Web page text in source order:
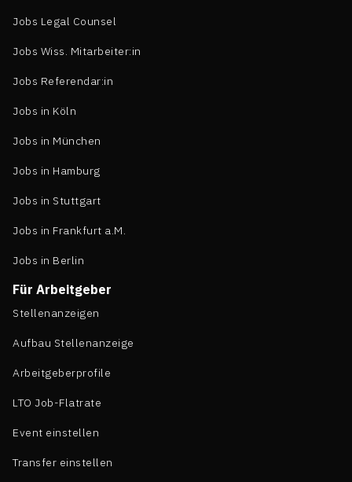
Jobs Legal Counsel
Jobs Wiss. Mitarbeiter:in
Jobs Referendar:in
Jobs in Köln
Jobs in München
Jobs in Hamburg
Jobs in Stuttgart
Jobs in Frankfurt a.M.
Jobs in Berlin
Für Arbeitgeber
Stellenanzeigen
Aufbau Stellenanzeige
Arbeitgeberprofile
LTO Job-Flatrate
Event einstellen
Transfer einstellen